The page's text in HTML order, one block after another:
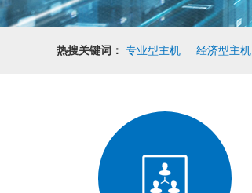
热搜关键词： 专业型主机 经济型主机